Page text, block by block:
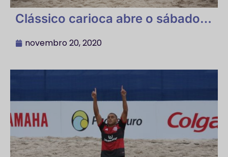
Clássico carioca abre o sábado
Brasileiro
novembro 20, 2020